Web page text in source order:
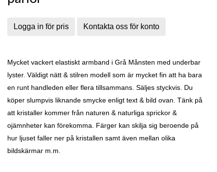
Logga in för pris Kontakta oss för konto
Mycket vackert elastiskt armband i Grå Månsten med underbar
lyster. Väldigt nätt & stilren modell som är mycket fin att ha bara
en runt handleden eller flera tillsammans. Säljes styckvis. Du
köper slumpvis liknande smycke enligt text & bild ovan. Tänk på
att kristaller kommer från naturen & naturliga sprickor &
ojämnheter kan förekomma. Färger kan skilja sig beroende på
hur ljuset faller ner på kristallen samt även mellan olika
bildskärmar m.m.